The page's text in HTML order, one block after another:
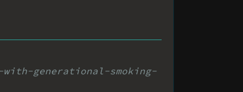
with-generational-smoking-